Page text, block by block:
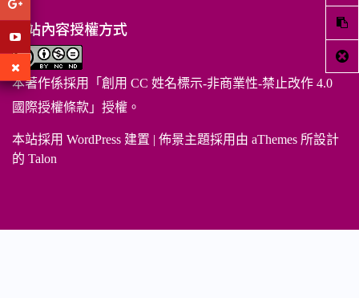
本站內容授權方式
本著作係採用「 創用 CC 姓名標示-非商業性-禁止改作 4.0
國際授權條款 」授權。
本站採用 WordPress 建置 | 佈景主題採用由 aThemes 所設計
的 Talon